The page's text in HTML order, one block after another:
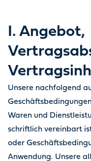
I. Angebot,
Unsere nachfolgend
Waren und
schriftlich vereinbart
oder
Anwendung. Unsere